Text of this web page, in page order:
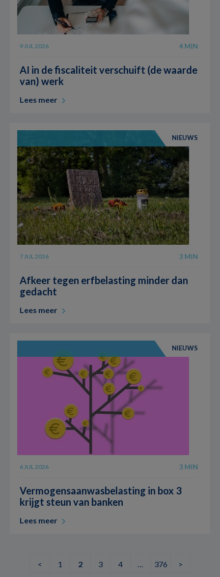
9 JUL 2026 4 MIN
AI in de fiscaliteit verschuift (de waarde
van) werk
Lees meer
NIEUWS
7 JUL 2026 3 MIN
Afkeer tegen erfbelasting minder dan
gedacht
Lees meer
NIEUWS
6 JUL 2026 3 MIN
Vermogensaanwasbelasting in box 3
krijgt steun van banken
Lees meer
< 1 2 3 4 … 376 >